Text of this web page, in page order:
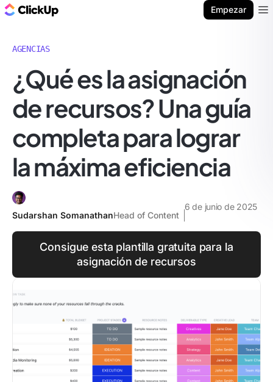
Empezar
AGENCIAS
¿Qué es la asignación
de recursos? Una guía
completa para lograr
la máxima eficiencia
Sudarshan SomanathanHead of Content
6 de junio de 2025
Consigue esta plantilla gratuita para la
asignación de recursos